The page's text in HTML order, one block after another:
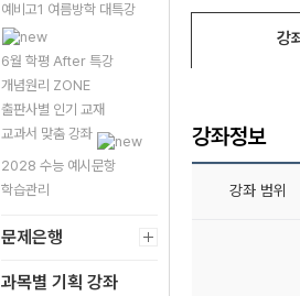
예비고1 여름방학 대특강
6월 학평 After 특강
개념원리 ZONE
출판사별 인기 교재
교과서 맞춤 강좌
2028 수능 예시문항
학습관리
문제은행
과목별 기획 강좌
강
강좌정보
강좌 범위